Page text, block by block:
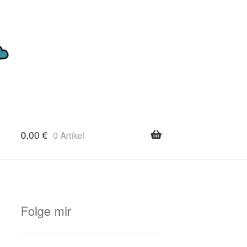
0,00 € 0 Artikel
Folge mir